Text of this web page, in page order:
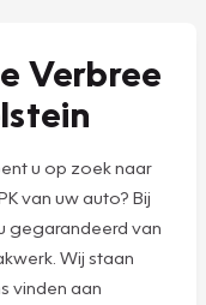
Verbree
u op zoek naar
van uw auto? Bij
gegarandeerd van
Wij staan
vinden aan